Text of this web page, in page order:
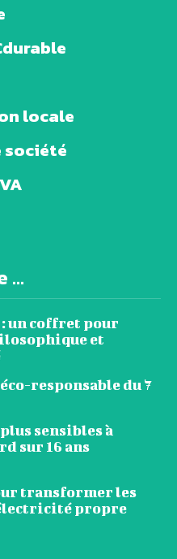
locale
société
...
: un coffret pour
et
responsable du 7
sensibles à
sur 16 ans
transformer les
propre